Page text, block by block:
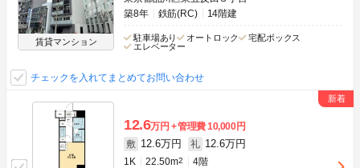
賃貸マンション
築8年
鉄筋(RC) 14階建
駐車場あり オートロック
宅配ボックス
エレベーター
チェックを入れてまとめてお問い合わせ
12.6万円 管理費10,000円
敷 12.6万円 礼 12.6万円
1K 22.50m2 4階